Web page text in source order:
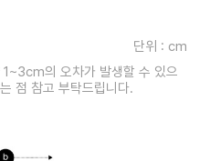
단위 : cm
의 오차가 발생할 수 있으
점 참고 부탁드립니다.